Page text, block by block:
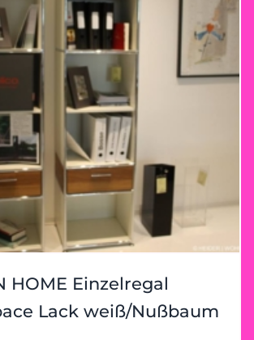
HOME Einzelregal
Lack weiß/Nußbaum